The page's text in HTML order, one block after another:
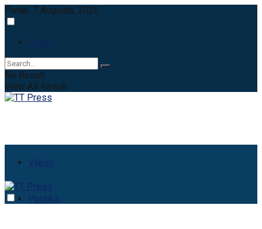
Petak, 7 Augusta, 2026
Login
No Result
View All Result
Vijesti
Politika